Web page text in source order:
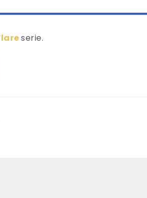
serie.